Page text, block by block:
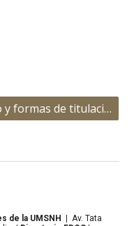
Información del procedimiento y formas de titulación
de la UMSNH
Av. Tata